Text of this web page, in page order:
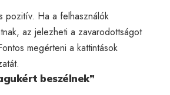
pozitív. Ha a felhasználók
az jelezheti a zavarodottságot
megérteni a kattintások
beszélnek”